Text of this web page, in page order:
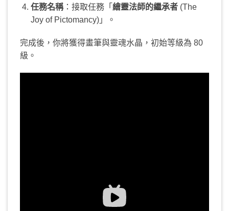
任務名稱：接取任務「 繪靈法師的繼承者(The
Joy of Pictomancy)」。
完成後，你將獲得畫筆與靈魂水晶，初始等級為 80
級。